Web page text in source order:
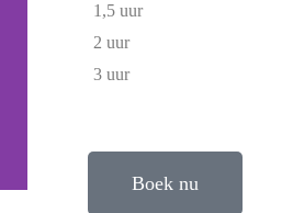
1,5 uur
2 uur
3 uur
Boek nu